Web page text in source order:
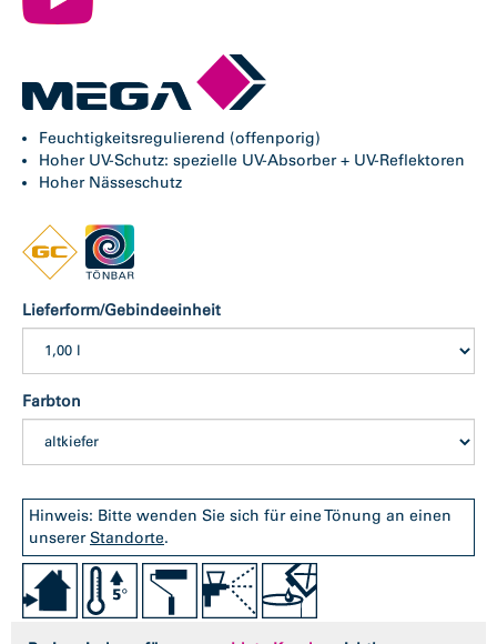
Feuchtigkeitsregulierend (offenporig)
Hoher UV-Schutz: spezielle UV-Absorber + UV-Reflektoren
Hoher Nässeschutz
Lieferform/Gebindeeinheit
Farbton
Hinweis: Bitte wenden Sie sich für eine Tönung an einen
unsererStandorte.